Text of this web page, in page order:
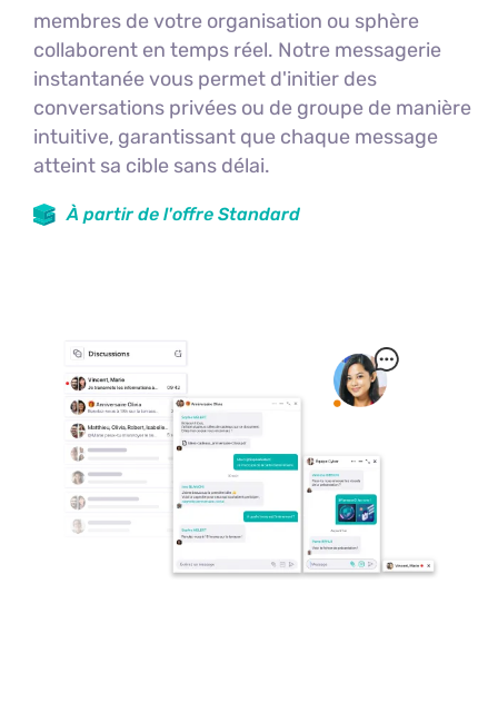
membres de votre organisation ou sphère
collaborent en temps réel. Notre messagerie
instantanée vous permet d'initier des
conversations privées ou de groupe de manière
intuitive, garantissant que chaque message
atteint sa cible sans délai.
À partir de l'offre Standard